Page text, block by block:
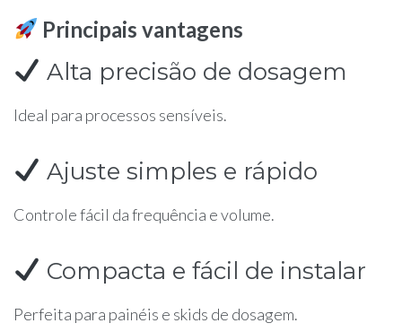
Principais vantagens
Alta precisão de dosagem
Ideal para processos sensíveis.
Ajuste simples e rápido
Controle fácil da frequência e volume.
Compacta e fácil de instalar
Perfeita para painéis e skids de dosagem.